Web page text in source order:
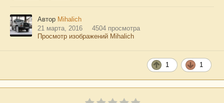
Автор Mihalich
21 марта, 2016
4504 просмотра
Просмотр изображений Mihalich
1 1